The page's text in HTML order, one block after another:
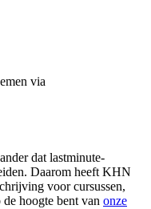
via
dat lastminute-
Daarom heeft KHN
voor cursussen,
hoogte bent van onze